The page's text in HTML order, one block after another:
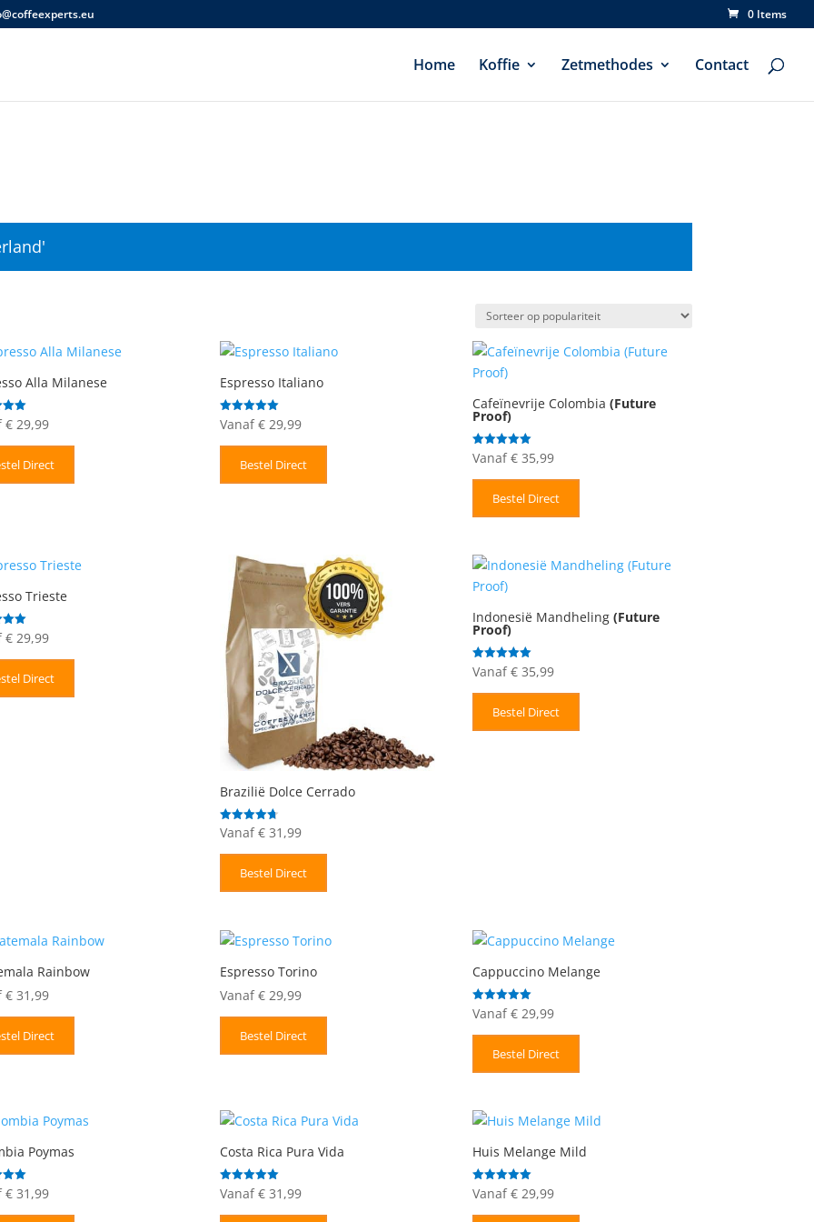
0 Items
Home Koffie Zetmethodes Contact
Alla Milanese
€ 29,99
Direct
Espresso Italiano
Gewaardeerd
5.00
Vanaf € 29,99
Bestel Direct
Cafeïnevrije Colombia(Future
Proof)
Gewaardeerd
5.00
Vanaf € 35,99
Bestel Direct
Trieste
€ 29,99
Direct
Brazilië Dolce Cerrado
Gewaardeerd
4.67
uit 5
Vanaf € 31,99
Bestel Direct
Indonesië Mandheling(Future
Proof)
Gewaardeerd
5.00
uit 5
Vanaf € 35,99
Bestel Direct
Rainbow
€ 31,99
Direct
Espresso Torino
Vanaf € 29,99
Bestel Direct
Cappuccino Melange
Gewaardeerd
5.00
Vanaf € 29,99
Bestel Direct
Poymas
€ 31,99
Costa Rica Pura Vida
Gewaardeerd
5.00
uit 5
Vanaf € 31,99
Huis Melange Mild
Gewaardeerd
5.00
uit 5
Vanaf € 29,99